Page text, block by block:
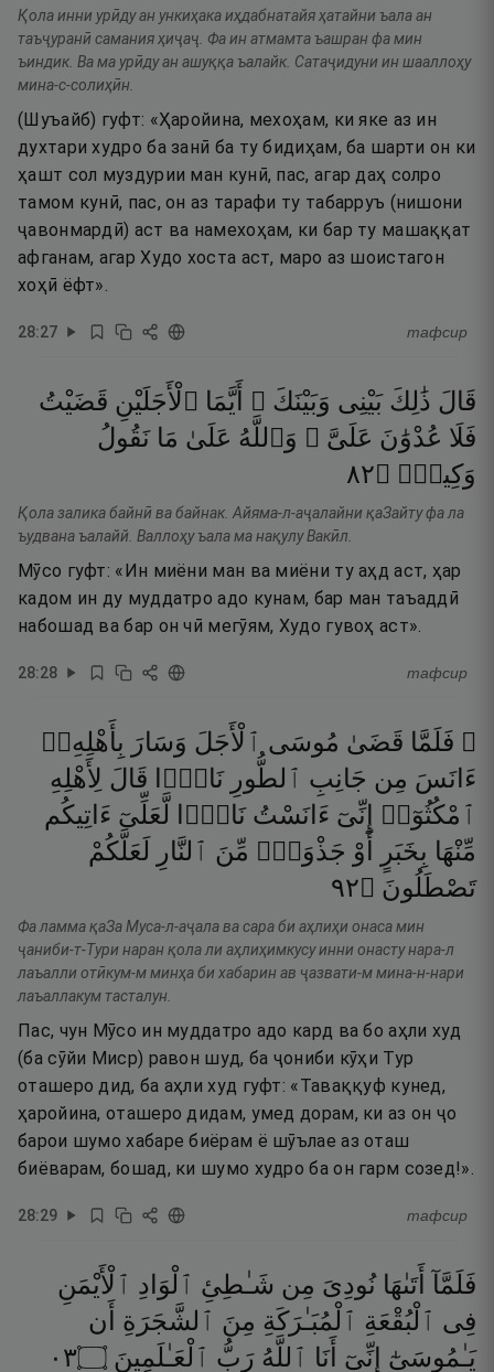
Қола инни урӣду ан ункиҳака иҳдабнатайя ҳатайни ъала ан
таъҷуранӣ самания ҳиҷаҷ. Фа ин атмамта ъашран фа мин
ъиндик. Ва ма урӣду ан ашуққа ъалайк. Сатаҷидуни ин шааллоҳу
мина-с-солиҳӣн.
(Шуъайб) гуфт: «Ҳаройина, мехоҳам, ки яке аз ин
духтари худро ба занӣ ба ту бидиҳам, ба шарти он ки
ҳашт сол муздурии ман кунӣ, пас, агар даҳ солро
тамом кунӣ, пас, он аз тарафи ту табарруъ (нишони
ҷавонмардӣ) аст ва намехоҳам, ки бар ту машаққат
афганам, агар Худо хоста аст, маро аз шоистагон
хоҳӣ ёфт».
28:27 тафсир
قَالَ ذَٰلِكَ بَيْنِى وَبَيْنَكَ ۖ أَيَّمَا ٱلْأَجَلَيْنِ قَضَيْتُ
فَلَا عُدْوَٰنَ عَلَىَّ ۖ وَٱللَّهُ عَلَىٰ مَا نَقُولُ
وَكِيلٌۭ ۝٢٨
Қола залика байнӣ ва байнак. Айяма-л-аҷалайни қаЗайту фа ла
ъудвана ъалайй. Валлоҳу ъала ма нақулу Вакӣл.
Мӯсо гуфт: «Ин миёни ман ва миёни ту аҳд аст, ҳар
кадом ин ду муддатро адо кунам, бар ман таъаддӣ
набошад ва бар он чӣ мегӯям, Худо гувоҳ аст».
28:28 тафсир
۞ فَلَمَّا قَضَىٰ مُوسَى ٱلْأَجَلَ وَسَارَ بِأَهْلِهِۦٓ
ءَانَسَ مِن جَانِبِ ٱلطُّورِ نَارًۭا قَالَ لِأَهْلِهِ
ٱمْكُثُوٓا۟ إِنِّىٓ ءَانَسْتُ نَارًۭا لَّعَلِّىٓ ءَاتِيكُم
مِّنْهَا بِخَبَرٍ أَوْ جَذْوَةٍۢ مِّنَ ٱلنَّارِ لَعَلَّكُمْ
تَصْطَلُونَ ۝٢٩
Фа ламма қаЗа Муса-л-аҷала ва сара би аҳлиҳи онаса мин
ҷаниби-т-Тури наран қола ли аҳлиҳимкусу инни онасту нара-л
лаъалли отӣкум-м минҳа би хабарин ав ҷазвати-м мина-н-нари
лаъаллакум тасталун.
Пас, чун Мӯсо ин муддатро адо кард ва бо аҳли худ
(ба сӯйи Миср) равон шуд, ба ҷониби кӯҳи Тур
оташеро дид, ба аҳли худ гуфт: «Таваққуф кунед,
ҳаройина, оташеро дидам, умед дорам, ки аз он ҷо
барои шумо хабаре биёрам ё шӯълае аз оташ
биёварам, бошад, ки шумо худро ба он гарм созед!».
28:29 тафсир
فَلَمَّآ أَتَىٰهَا نُودِىَ مِن شَـٰطِئِ ٱلْوَادِ ٱلْأَيْمَنِ
فِى ٱلْبُقْعَةِ ٱلْمُبَـٰرَكَةِ مِنَ ٱلشَّجَرَةِ
أَن
يَـٰمُوسَىٰٓ إِنِّىٓ أَنَا ٱللَّهُ رَبُّ ٱلْعَـٰلَمِينَ ۝٣٠